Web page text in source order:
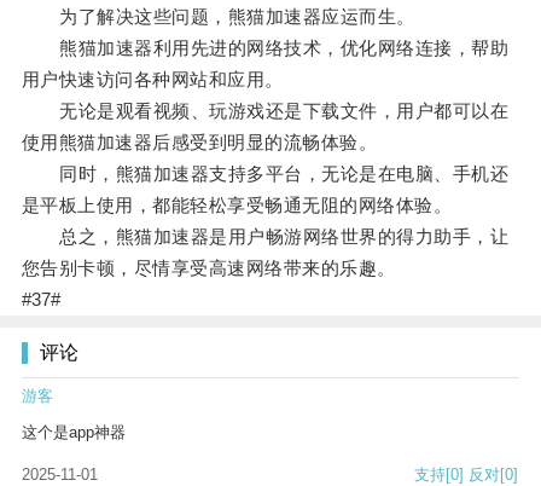
为了解决这些问题，熊猫加速器应运而生。
熊猫加速器利用先进的网络技术，优化网络连接，帮助
用户快速访问各种网站和应用。
无论是观看视频、玩游戏还是下载文件，用户都可以在
使用熊猫加速器后感受到明显的流畅体验。
同时，熊猫加速器支持多平台，无论是在电脑、手机还
是平板上使用，都能轻松享受畅通无阻的网络体验。
总之，熊猫加速器是用户畅游网络世界的得力助手，让
您告别卡顿，尽情享受高速网络带来的乐趣。
#37#
评论
游客
这个是app神器
2025-11-01 支持[0] 反对[0]